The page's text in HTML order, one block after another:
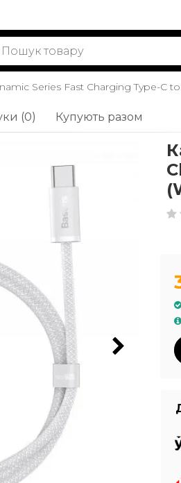
Series Fast Charging Type-C
(0) Купують разом